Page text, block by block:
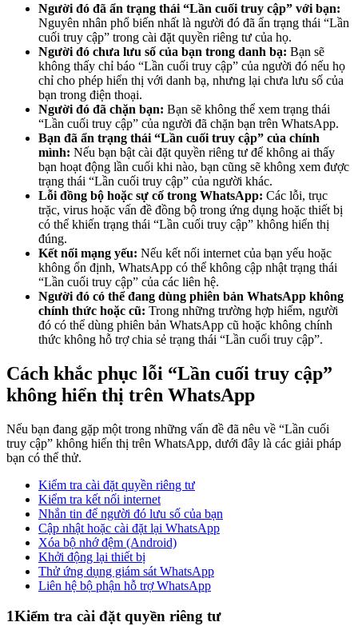
Người đó đã ẩn trạng thái “Lần cuối truy cập” với bạn:
Nguyên nhân phổ biến nhất là người đó đã ẩn trạng thái “Lần
cuối truy cập” trong cài đặt quyền riêng tư của họ.
Người đó chưa lưu số của bạn trong danh bạ: Bạn sẽ
không thấy chỉ báo “Lần cuối truy cập” của người đó nếu họ
chỉ cho phép hiển thị với danh bạ, nhưng lại chưa lưu số của
bạn trong điện thoại.
Người đó đã chặn bạn: Bạn sẽ không thể xem trạng thái
“Lần cuối truy cập” của người đã chặn bạn trên WhatsApp.
Bạn đã ẩn trạng thái “Lần cuối truy cập” của chính
mình: Nếu bạn bật cài đặt quyền riêng tư để không ai thấy
bạn hoạt động lần cuối khi nào, bạn cũng sẽ không xem được
trạng thái “Lần cuối truy cập” của người khác.
Lỗi đồng bộ hoặc sự cố trong WhatsApp: Các lỗi, trục
trặc, virus hoặc vấn đề đồng bộ trong ứng dụng hoặc thiết bị
có thể khiến trạng thái “Lần cuối truy cập” không hiển thị
đúng.
Kết nối mạng yếu: Nếu kết nối internet của bạn yếu hoặc
không ổn định, WhatsApp có thể không cập nhật trạng thái
“Lần cuối truy cập” của các liên hệ.
Người đó có thể đang dùng phiên bản WhatsApp không
chính thức hoặc cũ: Trong những trường hợp hiếm, người
đó có thể dùng phiên bản WhatsApp cũ hoặc không chính
thức không hỗ trợ chia sẻ trạng thái “Lần cuối truy cập”.
Cách khắc phục lỗi “Lần cuối truy cập”
không hiển thị trên WhatsApp
Nếu bạn đang gặp một trong những vấn đề đã nêu về “Lần cuối
truy cập” không hiển thị trên WhatsApp, dưới đây là các giải pháp
bạn có thể thử.
Kiểm tra cài đặt quyền riêng tư
Kiểm tra kết nối internet
Nhắn tin để người đó lưu số của bạn
Cập nhật hoặc cài đặt lại WhatsApp
Xóa bộ nhớ đệm (Android)
Khởi động lại thiết bị
Thử ứng dụng giám sát WhatsApp
Liên hệ bộ phận hỗ trợ WhatsApp
1Kiểm tra cài đặt quyền riêng tư